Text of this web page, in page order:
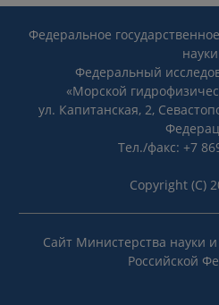
Федеральное
науки
Федеральный
«Морской
ул. Капитанская, 2,
Тел./факс: +7
Copyright (C)
Сайт Министерства науки
Российской